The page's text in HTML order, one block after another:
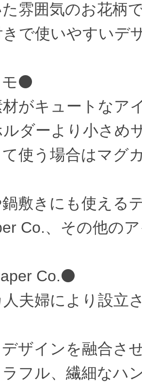
雰囲気のお花柄
で使いやすいデ
⚫
がキュートなア
ダーより小さめ
使う場合はマグ
敷きにも使える
Co.、その他の
Co.⚫
夫婦により設立
ザインを融合さ
フル、繊細なハ